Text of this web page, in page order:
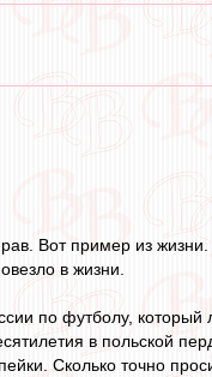
Вот пример из
в жизни.
по футболу,
в польской
Сколько точно